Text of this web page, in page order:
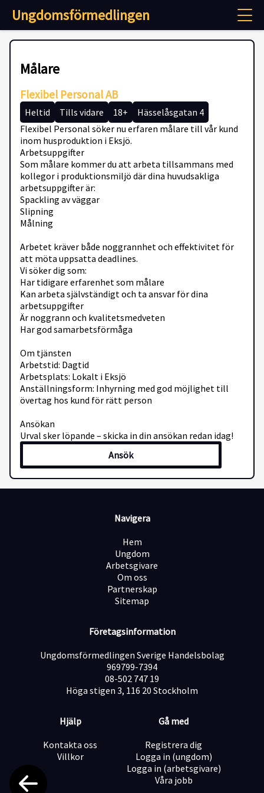
Ungdomsförmedlingen
Målare
Flexibel Personal AB
Heltid Tills vidare 18+
Hässelåsgatan 4
Flexibel Personal söker nu erfaren målare till vår kund
inom husproduktion i Eksjö.
Arbetsuppgifter
Som målare kommer du att arbeta tillsammans med
kollegor i produktionsmiljö där dina huvudsakliga
arbetsuppgifter är:
Spackling av väggar
Slipning
Målning
Arbetet kräver både noggrannhet och effektivitet för
att möta uppsatta deadlines.
Vi söker dig som:
Har tidigare erfarenhet som målare
Kan arbeta självständigt och ta ansvar för dina
arbetsuppgifter
Är noggrann och kvalitetsmedveten
Har god samarbetsförmåga
Om tjänsten
Arbetstid: Dagtid
Arbetsplats: Lokalt i Eksjö
Anställningsform: Inhyrning med god möjlighet till
övertag hos kund för rätt person
Ansökan
Urval sker löpande – skicka in din ansökan redan idag!
Ansök
Navigera
Hem
Ungdom
Arbetsgivare
Om oss
Partnerskap
Sitemap
Företagsinformation
Ungdomsförmedlingen Sverige Handelsbolag
969799-7394
08-502 747 19
Höga stigen 3, 116 20 Stockholm
Hjälp
Kontakta oss
Villkor
Gå med
Registrera dig
Logga in (ungdom)
Logga in (arbetsgivare)
Våra jobb